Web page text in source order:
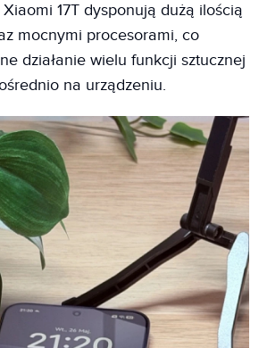
17T dysponują dużą ilością
mocnymi procesorami, co
działanie wielu funkcji sztucznej
na urządzeniu.